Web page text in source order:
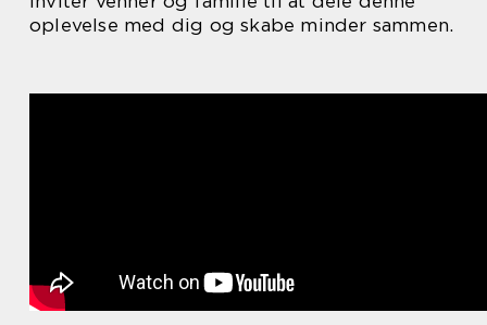
oplevelse med dig og skabe minder sammen.